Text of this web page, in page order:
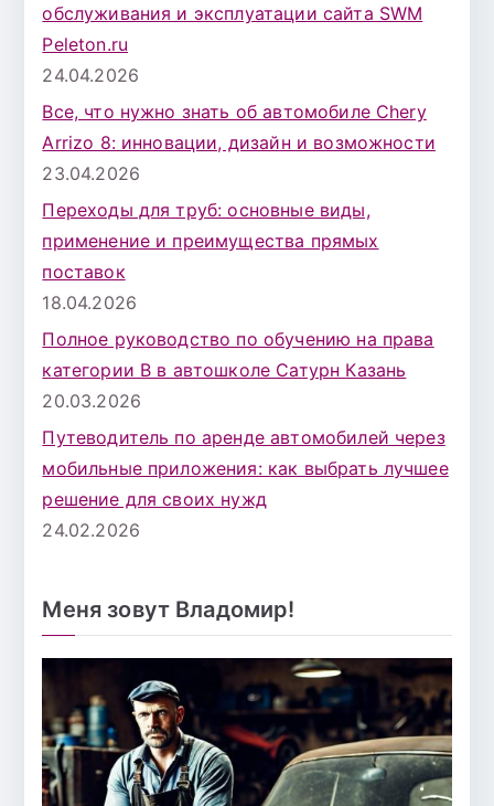
обслуживания и эксплуатации сайта SWM
Peleton.ru
24.04.2026
Все, что нужно знать об автомобиле Chery
Arrizo 8: инновации, дизайн и возможности
23.04.2026
Переходы для труб: основные виды,
применение и преимущества прямых
поставок
18.04.2026
Полное руководство по обучению на права
категории B в автошколе Сатурн Казань
20.03.2026
Путеводитель по аренде автомобилей через
мобильные приложения: как выбрать лучшее
решение для своих нужд
24.02.2026
Меня зовут Владомир!